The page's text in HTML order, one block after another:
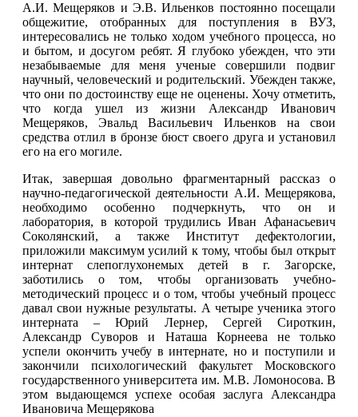
А.И. Мещеряков и Э.В. Ильенков постоянно посещали
общежитие, отобранных для поступления в ВУЗ,
интересовались не только ходом учебного процесса, но
и бытом, и досугом ребят. Я глубоко убежден, что эти
незабываемые для меня ученые совершили подвиг
научный, человеческий и родительский. Убежден также,
что они по достоинству еще не оценены. Хочу отметить,
что когда ушел из жизни Александр Иванович
Мещеряков, Эвальд Васильевич Ильенков на свои
средства отлил в бронзе бюст своего друга и установил
его на его могиле.
Итак, завершая довольно фрагментарный рассказ о
научно-педагогической деятельности А.И. Мещерякова,
необходимо особенно подчеркнуть, что он и
лаборатория, в которой трудились Иван Афанасьевич
Соколянский, а также Институт дефектологии,
приложили максимум усилий к тому, чтобы был открыт
интернат слепоглухонемых детей в г. Загорске,
заботились о том, чтобы организовать учебно-
методический процесс и о том, чтобы учебный процесс
давал свои нужные результаты. А четыре ученика этого
интерната – Юрий Лернер, Сергей Сироткин,
Александр Суворов и Наташа Корнеева не только
успели окончить учебу в интернате, но и поступили и
закончили психологический факультет Московского
государственного университета им. М.В. Ломоносова. В
этом выдающемся успехе особая заслуга Александра
Ивановича Мещерякова